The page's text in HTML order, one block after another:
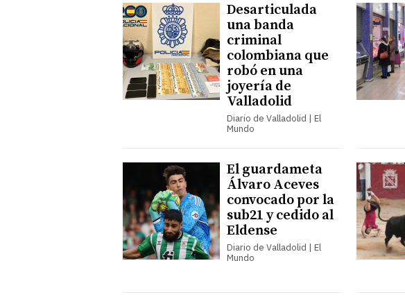
Desarticulada
una banda
criminal
colombiana que
robó en una
joyería de
Valladolid
Diario de Valladolid | El
Mundo
El guardameta
Álvaro Aceves
convocado por la
sub21 y cedido al
Eldense
Diario de Valladolid | El
Mundo